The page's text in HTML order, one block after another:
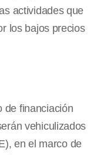
actividades que
los bajos precios
de financiación
vehiculizados
en el marco de